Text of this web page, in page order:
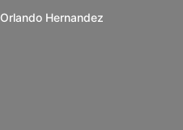
Orlando Hernandez